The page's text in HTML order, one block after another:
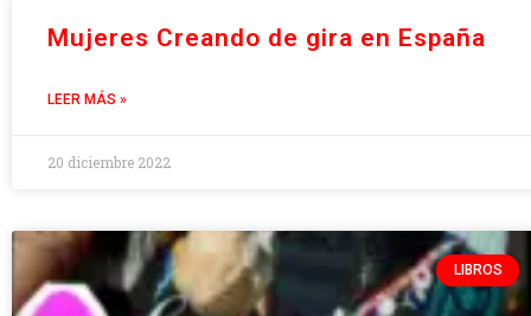
Mujeres Creando de gira en España
LEER MÁS »
20 diciembre 2022
LIBROS